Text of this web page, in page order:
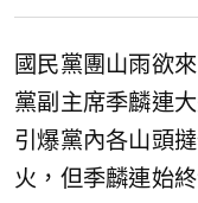
國民黨團山雨欲
黨副主席季麟連
引爆黨內各山頭
火，但季麟連始